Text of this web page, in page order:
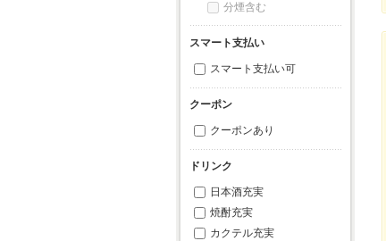
分煙含む
スマート支払い
スマート支払い可
クーポン
クーポンあり
ドリンク
日本酒充実
焼酎充実
カクテル充実